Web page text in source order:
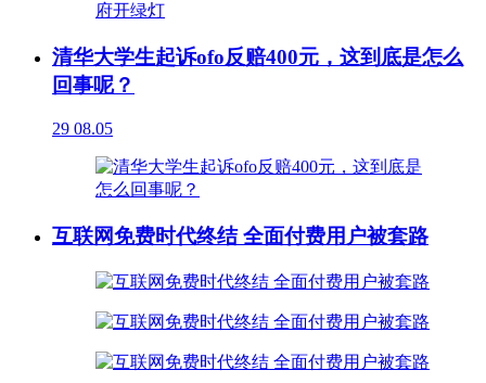
清华大学生起诉ofo反赔400元，这到底是怎么
回事呢？
29 08.05
互联网免费时代终结 全面付费用户被套路